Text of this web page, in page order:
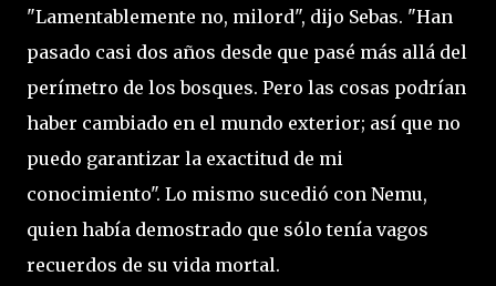
"Lamentablemente no, milord", dijo Sebas. "Han
pasado casi dos años desde que pasé más allá del
perímetro de los bosques. Pero las cosas podrían
haber cambiado en el mundo exterior; así que no
puedo garantizar la exactitud de mi
conocimiento". Lo mismo sucedió con Nemu,
quien había demostrado que sólo tenía vagos
recuerdos de su vida mortal.